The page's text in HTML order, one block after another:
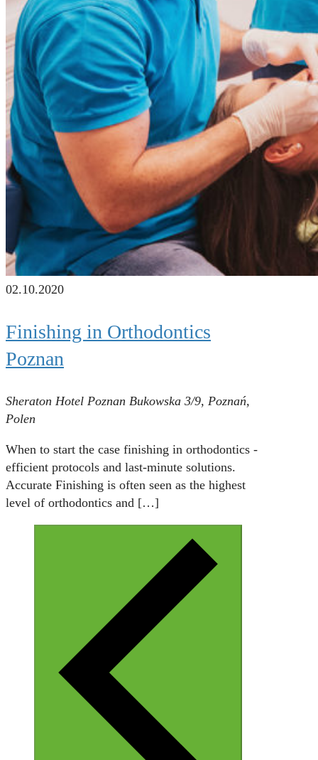
02.10.2020
Finishing in Orthodontics
Poznan
Sheraton Hotel Poznan Bukowska 3/9, Poznań,
Polen
When to start the case finishing in orthodontics -
efficient protocols and last-minute solutions.
Accurate Finishing is often seen as the highest
level of orthodontics and […]